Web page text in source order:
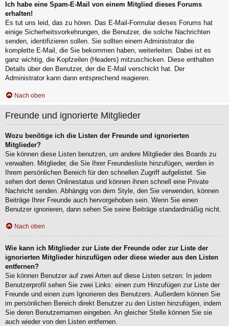
Ich habe eine Spam-E-Mail von einem Mitglied dieses Forums
erhalten!
Es tut uns leid, das zu hören. Das E-Mail-Formular dieses Forums hat
einige Sicherheitsvorkehrungen, die Benutzer, die solche Nachrichten
senden, identifizieren sollen. Sie sollten einem Administrator die
komplette E-Mail, die Sie bekommen haben, weiterleiten. Dabei ist es
ganz wichtig, die Kopfzeilen (Headers) mitzuschicken. Diese enthalten
Details über den Benutzer, der die E-Mail verschickt hat. Der
Administrator kann dann entsprechend reagieren.
Nach oben
Freunde und ignorierte Mitglieder
Wozu benötige ich die Listen der Freunde und ignorierten
Mitglieder?
Sie können diese Listen benutzen, um andere Mitglieder des Boards zu
verwalten. Mitglieder, die Sie Ihrer Freundesliste hinzufügen, werden in
Ihrem persönlichen Bereich für den schnellen Zugriff aufgelistet. Sie
sehen dort deren Onlinestatus und können ihnen schnell eine Private
Nachricht senden. Abhängig von dem Style, den Sie verwenden, können
Beiträge Ihrer Freunde auch hervorgehoben sein. Wenn Sie einen
Benutzer ignorieren, dann sehen Sie seine Beiträge standardmäßig nicht.
Nach oben
Wie kann ich Mitglieder zur Liste der Freunde oder zur Liste der
ignorierten Mitglieder hinzufügen oder diese wieder aus den Listen
entfernen?
Sie können Benutzer auf zwei Arten auf diese Listen setzen: In jedem
Benutzerprofil sehen Sie zwei Links: einen zum Hinzufügen zur Liste der
Freunde und einen zum Ignorieren des Benutzers. Außerdem können Sie
im persönlichen Bereich direkt Benutzer zu den Listen hinzufügen, indem
Sie deren Benutzernamen eingeben. An gleicher Stelle können Sie sie
auch wieder von den Listen entfernen.